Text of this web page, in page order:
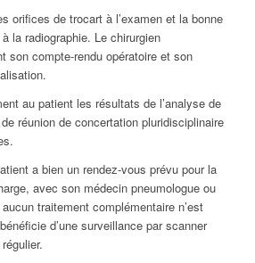
orifices de trocart à l’examen et la bonne
la radiographie. Le chirurgien
son compte-rendu opératoire et son
au patient les résultats de l’analyse de
réunion de concertation pluridisciplinaire
a bien un rendez-vous prévu pour la
avec son médecin pneumologue ou
traitement complémentaire n’est
d’une surveillance par scanner